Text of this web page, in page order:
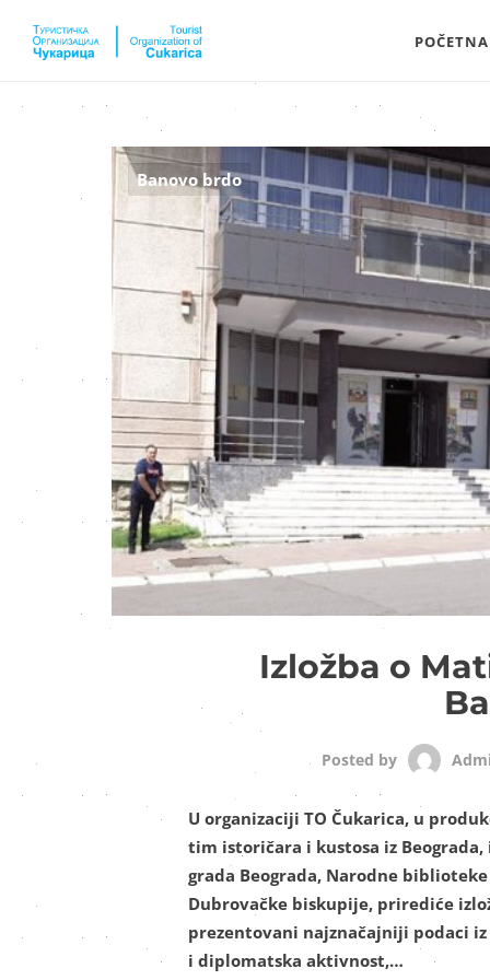
POČETNA
Banovo brdo
Izložba o
Posted by
U organizaciji TO Čukarica, u
tim istoričara i kustosa iz
grada Beograda, Narodne
Dubrovačke biskupije, prirediće
prezentovani najznačajniji podaci
i diplomatska aktivnost,…